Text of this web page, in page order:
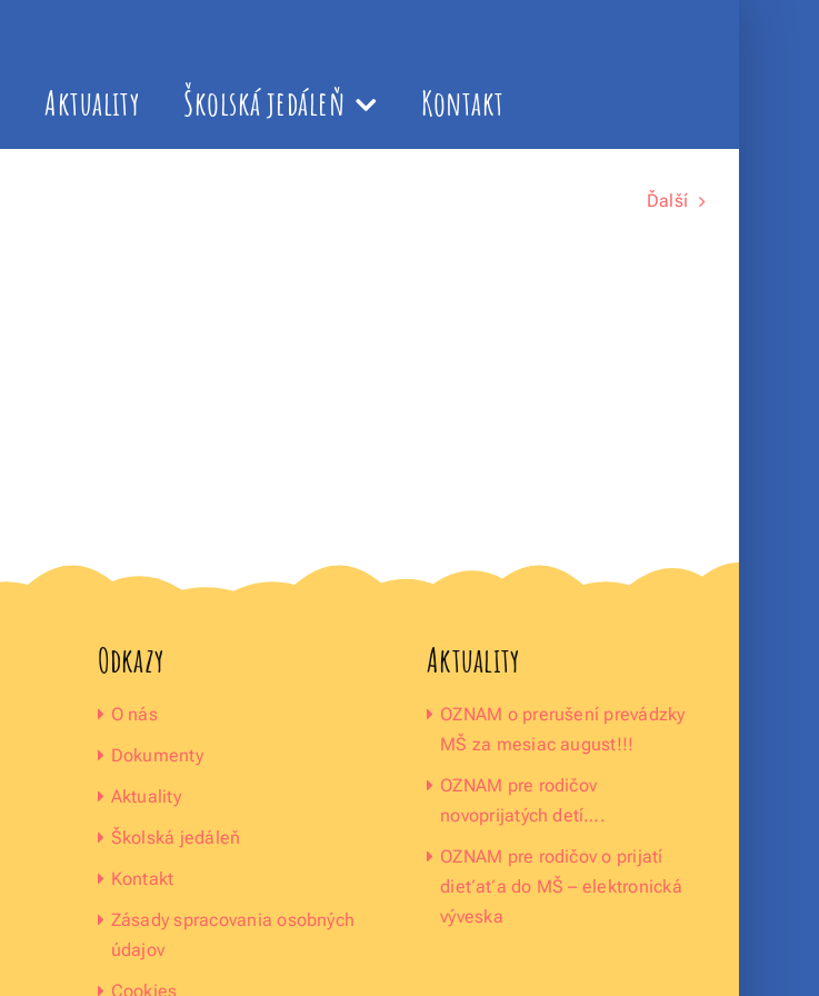
Aktuality Školská jedáleň Kontakt
Ďalší
Odkazy
O nás
Dokumenty
Aktuality
Školská jedáleň
Kontakt
Zásady spracovania osobných
údajov
Cookies
Aktuality
OZNAM o prerušení prevádzky
MŠ za mesiac august!!!
OZNAM pre rodičov
novoprijatých detí….
OZNAM pre rodičov o prijatí
dieťaťa do MŠ – elektronická
výveska